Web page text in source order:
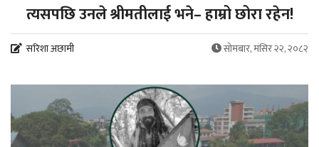
त्यसपछि उनले श्रीमतीलाई भने– हाम्रो छोरा रहेन!
सरिशा अछामी सोमबार, मंसिर २२, २०८२